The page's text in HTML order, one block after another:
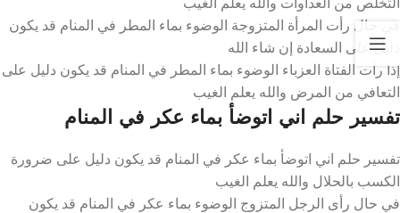
في حال رأت المرأة المتزوجة الوضوء بماء المطر في المنام قد يكون
دليل على السعادة إن شاء الله
إذا رأت الفتاة العزباء الوضوء بماء المطر في المنام قد يكون دليل على
التعافي من المرض والله يعلم الغيب
تفسير حلم اني اتوضأ بماء عكر في المنام
تفسير حلم اني اتوضأ بماء عكر في المنام قد يكون دليل على ضرورة
الكسب بالحلال والله يعلم الغيب
في حال رأى الرجل المتزوج الوضوء بماء عكر في المنام قد يكون